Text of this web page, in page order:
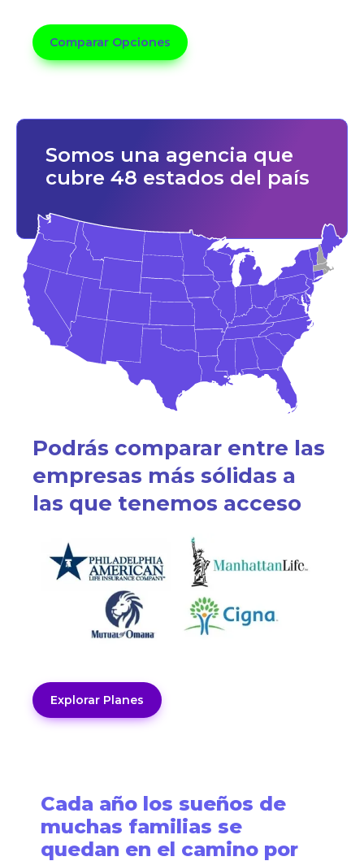
Comparar Opciones
Somos una agencia que
cubre 48 estados del país
Podrás comparar entre las
empresas más sólidas a
las que tenemos acceso
Explorar Planes
Cada año los sueños de
muchas familias se
quedan en el camino por